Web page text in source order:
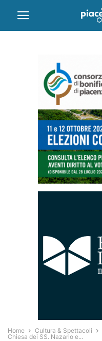
Home Cultura & Spettacoli
Chiesa dei SS. Nazario e...